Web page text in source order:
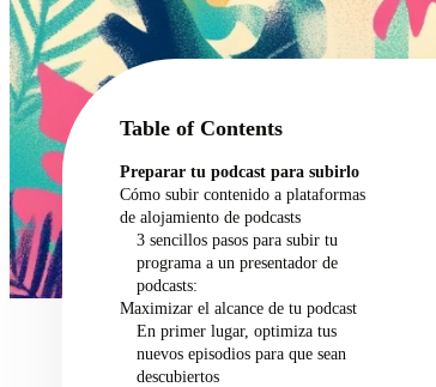
Table of Contents
Preparar tu podcast para subirlo
Cómo subir contenido a plataformas
de alojamiento de podcasts
3 sencillos pasos para subir tu
programa a un presentador de
podcasts:
Maximizar el alcance de tu podcast
En primer lugar, optimiza tus
nuevos episodios para que sean
descubiertos